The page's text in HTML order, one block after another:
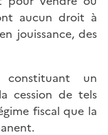
aucun droit à
jouissance, des
un
cession de tels
fiscal que la